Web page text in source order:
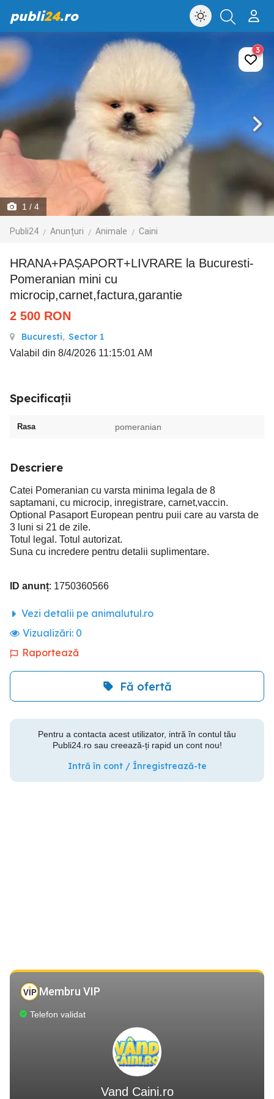
publi24.ro
1 / 4
Publi24 Anunțuri Animale Caini
3
HRANA+PAȘAPORT+LIVRARE la Bucuresti-
Pomeranian mini cu
microcip,carnet,factura,garantie
2 500 RON
Bucuresti, Sector 1
Valabil din 8/4/2026 11:15:01 AM
Specificații
Rasa pomeranian
Descriere
Catei Pomeranian cu varsta minima legala de 8
saptamani, cu microcip, inregistrare, carnet,vaccin.
Optional Pasaport European pentru puii care au varsta de
3 luni si 21 de zile.
Totul legal. Totul autorizat.
Suna cu incredere pentru detalii suplimentare.
ID anunț: 1750360566
Vezi detalii pe animalutul.ro
Vizualizări: 0
Raportează
Fă ofertă
Pentru a contacta acest utilizator, intră în contul tău
Publi24.ro sau creează-ți rapid un cont nou!
Intră în cont / Înregistrează-te
Membru VIP
Telefon validat
Vand Caini.ro